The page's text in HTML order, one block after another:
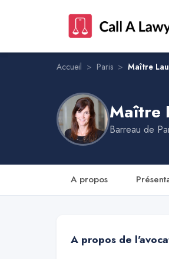
Maître Laure Fontaine
Accueil > Paris > Maître
Maître
Barreau de
A propos
A propos de